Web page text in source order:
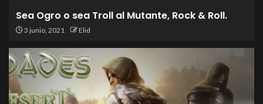
Sea Ogro o sea Troll al Mutante, Rock & Roll.
3 junio, 2021 Elid